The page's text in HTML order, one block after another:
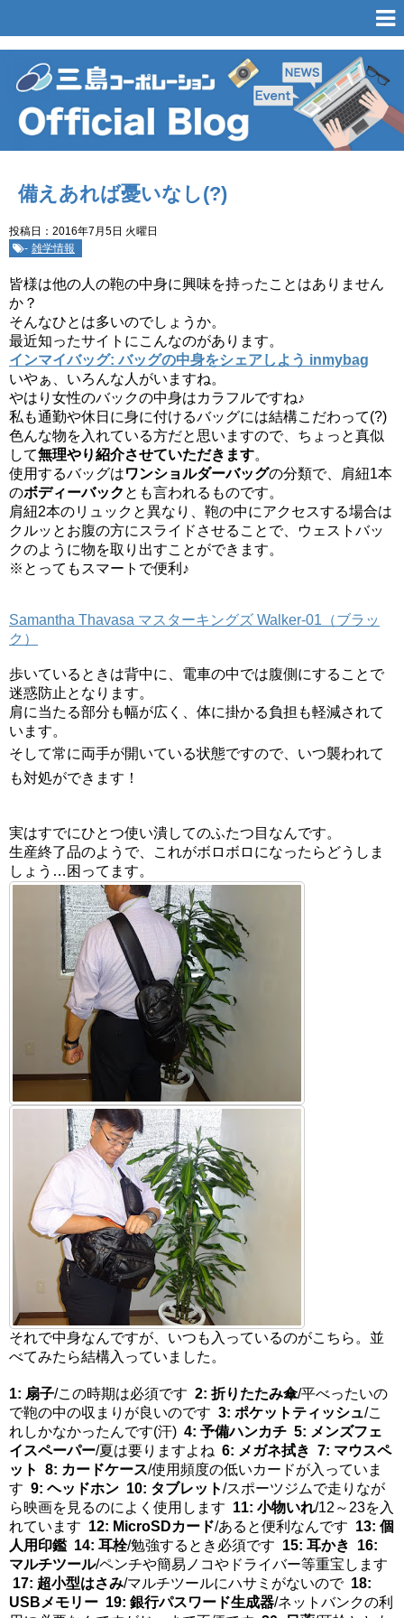
備えあれば憂いなし(?)
投稿日：2016年7月5日 火曜日
- 雑学情報
皆様は他の人の鞄の中身に興味を持ったことはありません
か？
そんなひとは多いのでしょうか。
最近知ったサイトにこんなのがあります。
インマイバッグ: バッグの中身をシェアしよう inmybag
いやぁ、いろんな人がいますね。
やはり女性のバックの中身はカラフルですね♪
私も通勤や休日に身に付けるバッグには結構こだわって(?)
色んな物を入れている方だと思いますので、ちょっと真似
して無理やり紹介させていただきます。
使用するバッグはワンショルダーバッグの分類で、肩紐1本
のボディーバック とも言われるものです。
肩紐2本のリュックと異なり、鞄の中にアクセスする場合は
クルッとお腹の方にスライドさせることで、ウェストバッ
クのように物を取り出すことができます。
※とってもスマートで便利♪
Samantha Thavasa マスターキングズ Walker-01（ブラッ
ク）
歩いているときは背中に、電車の中では腹側にすることで
迷惑防止となります。
肩に当たる部分も幅が広く、体に掛かる負担も軽減されて
います。
そして常に両手が開いている状態ですので、いつ襲われて
も対処ができます！
実はすでにひとつ使い潰してのふたつ目なんです。
生産終了品のようで、これがボロボロになったらどうしま
しょう…困ってます。
それで中身なんですが、いつも入っているのがこちら。並
べてみたら結構入っていました。
1: 扇子/この時期は必須です 2: 折りたたみ傘/平べったいの
で鞄の中の収まりが良いのです 3: ポケットティッシュ/こ
れしかなかったんです(汗) 4: 予備ハンカチ 5: メンズフェ
イスペーパー/夏は要りますよね 6: メガネ拭き 7: マウスペ
ット
8: カードケース/使用頻度の低いカードが入っていま
す 9: ヘッドホン 10: タブレット/スポーツジムで走りなが
ら映画を見るのによく使用します 11: 小物いれ/12～23を入
れています 12: MicroSDカード/あると便利なんです 13: 個
人用印鑑 14: 耳栓/勉強するとき必須です 15: 耳かき 16:
マルチツール/ペンチや簡易ノコやドライバー等重宝します
17: 超小型はさみ/マルチツールにハサミがないので 18:
USBメモリー 19: 銀行パスワード生成器/ネットバンクの利